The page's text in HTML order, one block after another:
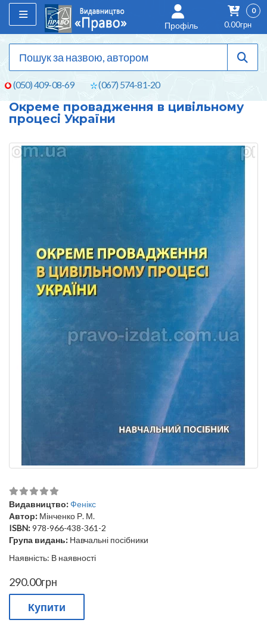
(050) 409-08-69 (067) 574-81-20
Профіль
0
0.00грн
Окреме провадження в цивільному
процесі України
Видавництво:Фенікс
Автор: Мінченко Р. М.
ISBN:978-966-438-361-2
Група видань: Навчальні посібники
Наявність: В наявності
290.00грн
Купити